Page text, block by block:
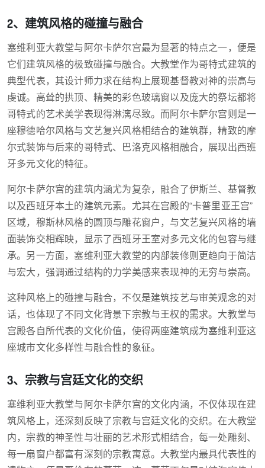
2、建筑风格的碰撞与融合
塞维利亚大教堂与阿尔卡萨尔宫最为显著的特点之一，便是
它们建筑风格的极致碰撞与融合。大教堂作为哥特式建筑的
典型代表，其设计师力求在结构上展现基督教对神的崇高与
虔诚。高耸的拱顶、精美的彩色玻璃窗以及庞大的祭坛都将
哥特式的艺术美学表现得淋漓尽致。而阿尔卡萨尔宫则是一
座穆德哈尔风格与文艺复兴风格相结合的建筑群，精致的摩
尔式装饰与后来的哥特式、巴洛克风格相融合，展现出西班
牙多元文化的特征。
阿尔卡萨尔宫的建筑内涵尤为复杂，融合了伊斯兰、基督教
以及西班牙本土的建筑元素。尤其在宫殿的“卡普里亚王宫”
区域，穆斯林风格的圆顶与雕花窗户，与文艺复兴风格的墙
面装饰交相辉映，显示了西班牙王室对多元文化的包容与继
承。另一方面，塞维利亚大教堂的内部装修则更趋向于简洁
与宏大，强调通过结构的力学美感来表现神的无穷与崇高。
这种风格上的碰撞与融合，不仅是建筑技艺与审美观念的对
话，也体现了不同文化背景下宗教与王权的需求。大教堂与
宫殿各自所代表的文化价值，使得两座建筑成为塞维利亚这
座城市文化多样性与融合性的象征。
3、宗教与宫廷文化的交织
塞维利亚大教堂与阿尔卡萨尔宫的文化内涵，不仅体现在建
筑风格上，还深刻反映了宗教与宫廷文化的交织。在大教堂
内，宗教的神圣性与壮丽的艺术形式相结合，每一处雕刻、
每一扇窗户都富有深刻的宗教寓意。大教堂内最具代表性的